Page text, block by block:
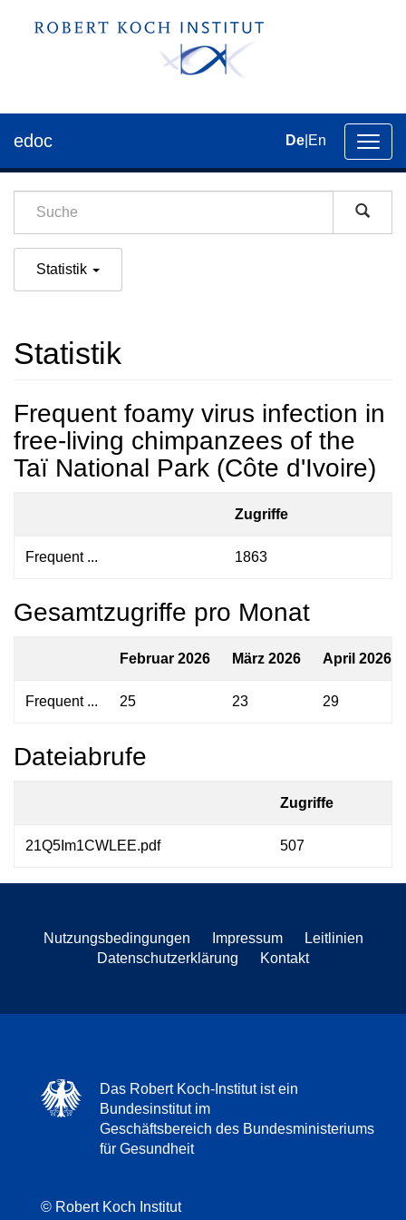
der
edoc De En
Statistik
Statistik
Frequent foamy virus infection in
free-living chimpanzees of the
Taï National Park (Côte d'Ivoire)
Zugriffe
Frequent ... 1863
Gesamtzugriffe pro Monat
Februar 2026 März 2026 April 2026
Frequent ... 25 23 29
Dateiabrufe
Zugriffe
21Q5Im1CWLEE.pdf 507
Nutzungsbedingungen Impressum
Leitlinien
Datenschutzerklärung
Kontakt
Das Robert Koch-Institut ist ein
Bundesinstitut im
Geschäftsbereich des Bundesministeriums
für Gesundheit
© Robert Koch Institut